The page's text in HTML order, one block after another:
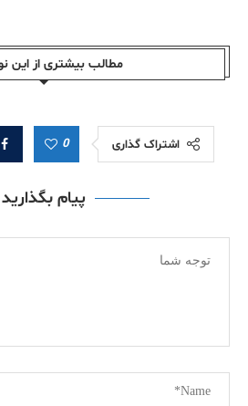
مطالب بیشتری از این
اشتراک گذاری 0
پیام بگذارید